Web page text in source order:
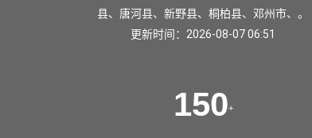
县、 唐河县、 新野县、 桐柏县、 邓州市、。
更新时间：2026-08-07 06:51
150+